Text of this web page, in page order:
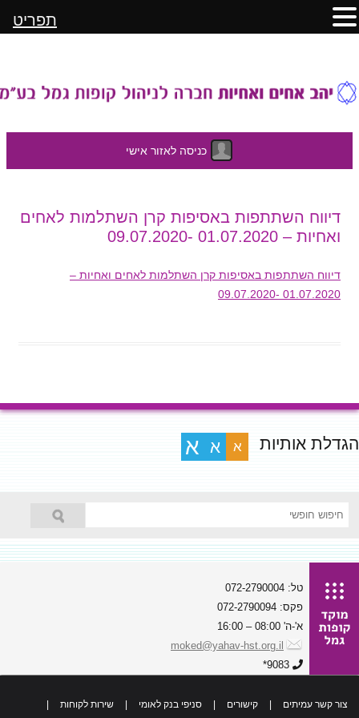
כניסה לאזור אישי
לתוכן
דיווח השתתפות באסיפות קרן השתלמות לאחים
ואחיות – 01.07.2020 -09.07.2020
דיווח השתתפות באסיפות קרן השתלמות לאחים ואחיות –
01.07.2020 -09.07.2020
הגדלת אותיות א א א
טל: 072-2790004
פקס: 072-2790094
א'-ה' 08:00 – 16:00
moked@yahav-hst.org.il
9083*
צור קשר עמיתים קישורים סניפי בנק לאומי שירות לקוחות
תפריט